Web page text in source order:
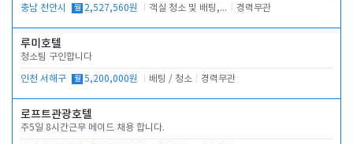
충남 천안시 월 2,527,560원 객실 청소 및 배팅, 주변 시설 청소 경력무관
루미호텔
청소팀 구인합니다
인천 서해구 월 5,200,000원 배팅 / 청소 경력무관
로프트관광호텔
주5일 8시간근무 메이드 채용 합니다.